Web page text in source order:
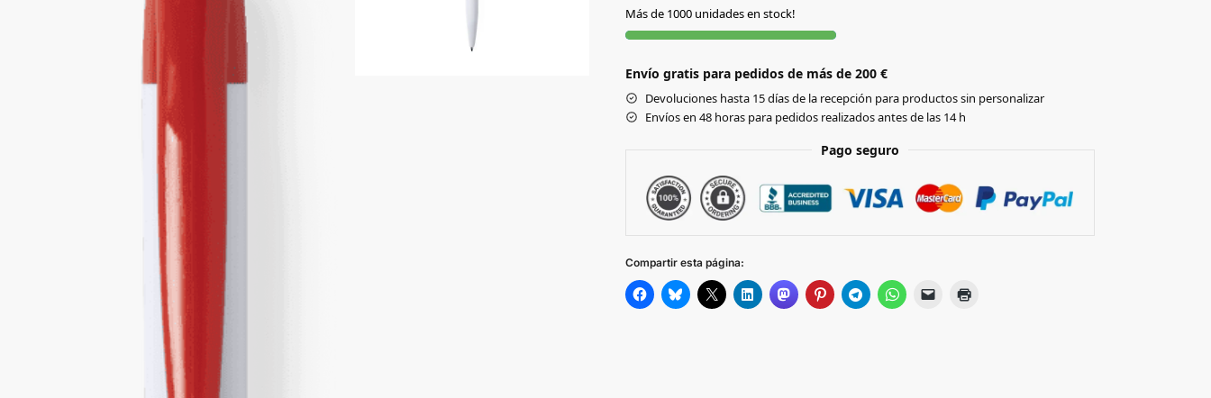
AZUL
FUCSIA
NARANJA
ROJO
Más de 1000 unidades en stock!
Envío gratis para pedidos de más de 200 €
Devoluciones hasta 15 días de la recepción para productos sin personalizar
Envíos en 48 horas para pedidos realizados antes de las 14 h
Pago seguro
Compartir esta página: